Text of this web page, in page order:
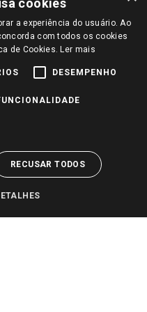
cookies
a experiência do usuário. Ao
com todos os cookies
de Cookies. Ler mais
DESEMPENHO
RECUSAR TODOS